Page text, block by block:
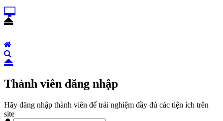
Thành viên đăng nhập
Hãy đăng nhập thành viên để trải nghiệm đầy đủ các tiện ích trên
site